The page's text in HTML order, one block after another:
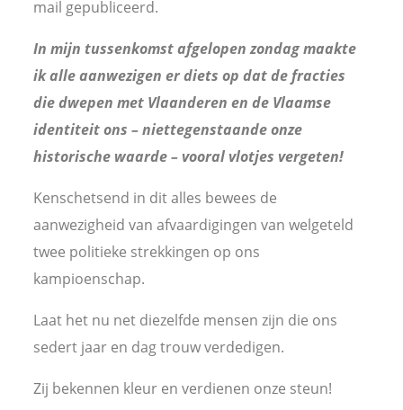
mail gepubliceerd.
In mijn tussenkomst afgelopen zondag maakte
ik alle aanwezigen er diets op dat de fracties
die dwepen met Vlaanderen en de Vlaamse
identiteit ons – niettegenstaande onze
historische waarde – vooral vlotjes vergeten!
Kenschetsend in dit alles bewees de
aanwezigheid van afvaardigingen van welgeteld
twee politieke strekkingen op ons
kampioenschap.
Laat het nu net diezelfde mensen zijn die ons
sedert jaar en dag trouw verdedigen.
Zij bekennen kleur en verdienen onze steun!